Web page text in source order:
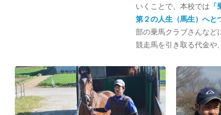
いくことで、本校では
第２の人生（馬生）へと
部の乗馬クラブさんなど
競走馬を引き取る代金や